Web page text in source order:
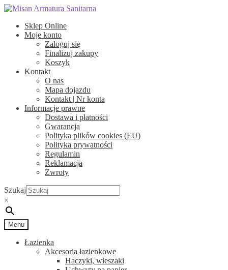
Przejdź
nawigacji
Przejdź
treści
Sklep Online
Moje konto
Zaloguj się
Finalizuj zakupy
Koszyk
Kontakt
O nas
Mapa dojazdu
Kontakt | Nr konta
Informacje prawne
Dostawa i płatności
Gwarancja
Polityka plików cookies (EU)
Polityka prywatności
Regulamin
Reklamacja
Zwroty
Szukaj
×
Menu
Łazienka
Akcesoria łazienkowe
Haczyki, wieszaki